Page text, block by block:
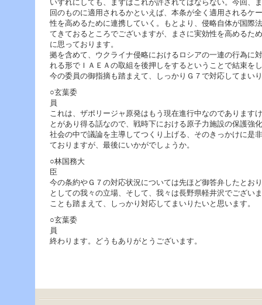
いずれにしても、まずはこれが許されてはならない。今回、
回のものに適用されるかといえば、本条が全く適用されるケ
性を高めるために連携していく。もとより、侵略自体が国際
てきておるところでございますが、まさに実効性を高めるた
に思っております。 Ｇ７でこれ
拠を含めて、ウクライナ侵略におけるロシアの一連の行為に
れる形でＩＡＥＡの取組を後押しをするということで結束を
今の委員の御指摘も踏まえて、しっかりＧ７で対応してまい
○玄葉委
これは、ザポリージャ原発はもう現在進行中なのであります
とがあり得る話なので、戦時下における原子力施設の保護強
社会の中で議論を主導してつくり上げる、そのきっかけに是
ておりますが、最後にいかがでしょうか。
○林国務大
今の条約やＧ７の対応状況については先ほど御答弁したとお
としての我々の立場、そして、我々は長野県軽井沢でござい
ことも踏まえて、しっかり対応してまいりたいと思います。
○玄葉委
終わります。どうもありがとうございます。